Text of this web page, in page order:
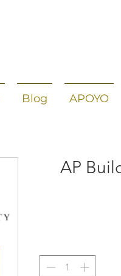
Blog APOYO
AP